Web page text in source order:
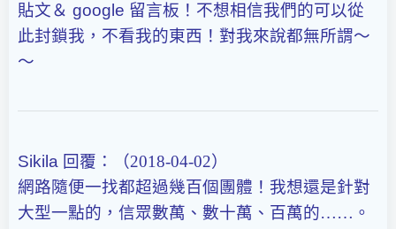
貼文＆ google 留言板！不想相信我們的可以從
此封鎖我，不看我的東西！對我來說都無所謂～
～
Sikila 回覆：（2018-04-02）
網路隨便一找都超過幾百個團體！我想還是針對
大型一點的，信眾數萬、數十萬、百萬的……。